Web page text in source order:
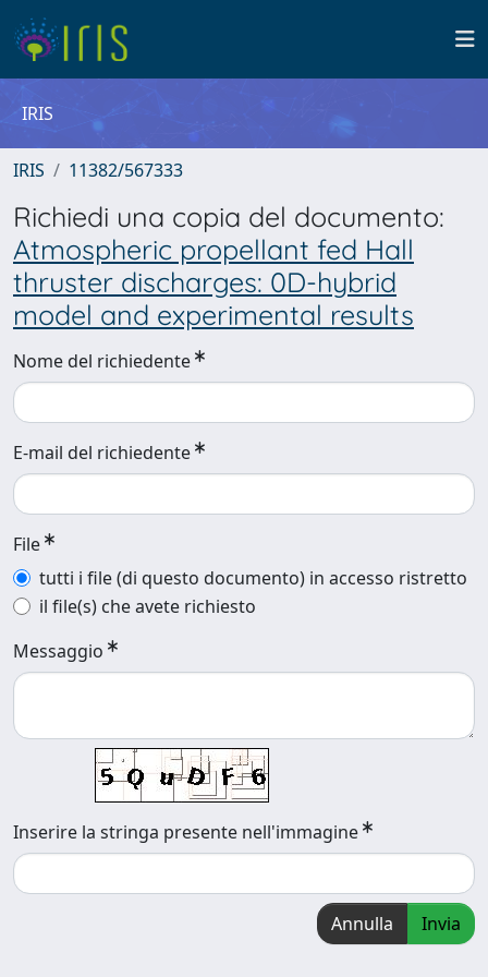
IRIS
IRIS 11382/567333
Richiedi una copia del documento:
Atmospheric propellant fed Hall
thruster discharges: 0D-hybrid
model and experimental results
Nome del richiedente
E-mail del richiedente
File
tutti i file (di questo documento) in accesso ristretto
il file(s) che avete richiesto
Messaggio
Inserire la stringa presente nell'immagine
Annulla Invia